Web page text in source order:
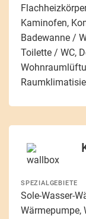
Kaminofen,
Badewanne /
Toilette / WC,
SPEZIALGEBIETE
Sole-Wasser-
Wärmepumpe,